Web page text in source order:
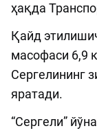
ҳақда
Қайд
масофаси 6,9
Сергелининг
яратади.
“Сергели”